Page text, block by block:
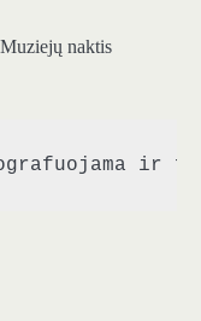
naktis